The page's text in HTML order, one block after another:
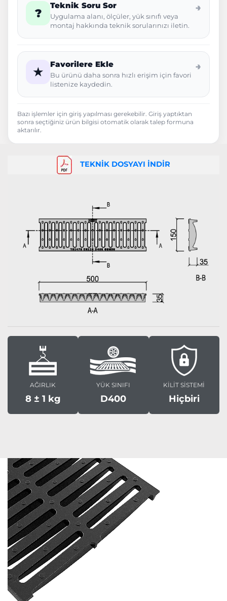
?
Teknik Soru Sor
Uygulama alanı, ölçüler, yük sınıfı veya
montaj hakkında teknik sorularınızı iletin.
→
★
Favorilere Ekle
Bu ürünü daha sonra hızlı erişim için favori
listenize kaydedin.
→
Bazı işlemler için giriş yapılması gerekebilir. Giriş yaptıktan
sonra seçtiğiniz ürün bilgisi otomatik olarak talep formuna
aktarılır.
TEKNİK DOSYAYI İNDİR
AĞIRLIK
8 ± 1 kg
YÜK SINIFI
D400
KİLİT SİSTEMİ
Hiçbiri